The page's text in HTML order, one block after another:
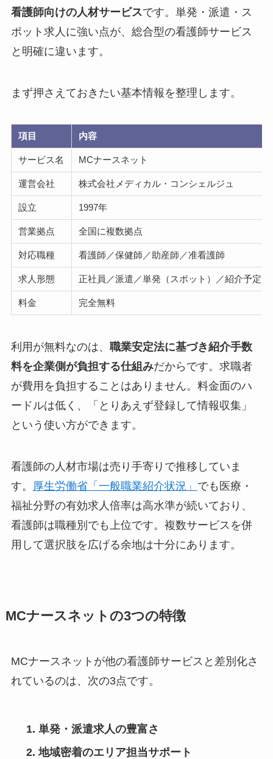
看護師向けの人材サービスです。単発・派遣・ス
ポット求人に強い点が、総合型の看護師サービス
と明確に違います。
まず押さえておきたい基本情報を整理します。
項目 内容
サービス名 MCナースネット
運営会社 株式会社メディカル・コンシェルジュ
設立 1997年
営業拠点 全国に複数拠点
対応職種 看護師／保健師／助産師／准看護師
求人形態 正社員／派遣／単発（スポット）／紹介予定派
料金 完全無料
利用が無料なのは、 職業安定法に基づき紹介手数
料を企業側が負担する仕組みだからです。求職者
が費用を負担することはありません。料金面のハ
ードルは低く、「とりあえず登録して情報収集」
という使い方ができます。
看護師の人材市場は売り手寄りで推移していま
す。 厚生労働省「一般職業紹介状況」 でも医療・
福祉分野の有効求人倍率は高水準が続いており、
看護師は職種別でも上位です。複数サービスを併
用して選択肢を広げる余地は十分にあります。
MCナースネットの3つの特徴
MCナースネットが他の看護師サービスと差別化さ
れているのは、次の3点です。
単発・派遣求人の豊富さ
地域密着のエリア担当サポート